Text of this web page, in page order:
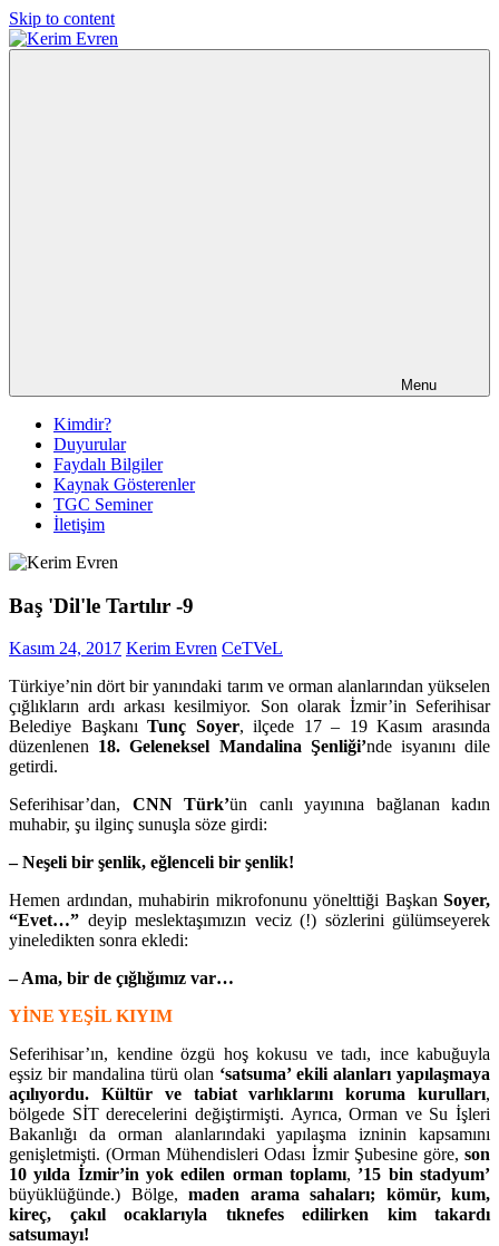
Skip to content
Menu
Kimdir?
Duyurular
Faydalı Bilgiler
Kaynak Gösterenler
TGC Seminer
İletişim
Baş 'Dil'le Tartılır -9
Kasım 24, 2017 Kerim Evren CeTVeL
Türkiye’nin dört bir yanındaki tarım ve orman alanlarından yükselen
çığlıkların ardı arkası kesilmiyor. Son olarak İzmir’in Seferihisar
Belediye BaşkanıTunç Soyer, ilçede 17 – 19 Kasım arasında
düzenlenen 18. Geleneksel Mandalina Şenliği’nde isyanını dile
getirdi.
Seferihisar’dan, CNN Türk’ün canlı yayınına bağlanan kadın
muhabir, şu ilginç sunuşla söze girdi:
– Neşeli bir şenlik, eğlenceli bir şenlik!
Hemen ardından, muhabirin mikrofonunu yönelttiği Başkan Soyer,
“Evet…” deyip meslektaşımızın veciz (!) sözlerini gülümseyerek
yineledikten sonra ekledi:
– Ama, bir de çığlığımız var…
YİNE YEŞİL KIYIM
Seferihisar’ın, kendine özgü hoş kokusu ve tadı, ince kabuğuyla
eşsiz bir mandalina türü olan ‘satsuma’ ekili alanları yapılaşmaya
açılıyordu.
Kültür ve tabiat varlıklarını koruma kurulları,
bölgede SİT derecelerini değiştirmişti. Ayrıca, Orman ve Su İşleri
Bakanlığı da orman alanlarındaki yapılaşma izninin kapsamını
genişletmişti. (Orman Mühendisleri Odası İzmir Şubesine göre, son
10 yılda İzmir’in yok edilen orman toplamı, ’15 bin stadyum’
büyüklüğünde.) Bölge, maden arama sahaları; kömür, kum,
kireç, çakıl ocaklarıyla tıknefes edilirken
kim takardı
satsumayı!